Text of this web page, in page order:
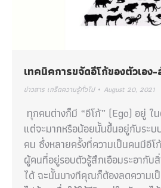
เทคนิคการขจัดอีโก้ของตัวเอง
ข่าวสาร เกร็ดความรู้ทั่วไป August 20, 2021
ทุกคนต่างก็มี “อีโก้” (Ego) อยู่ ใ
แต่จะมากหรือน้อยนั้นขึ้นอยู่กับระ
คน ซึ่งหลายครั้งที่ความเป็นคนมีอี
ผู้คนที่อยู่รอบตัวรู้สึกเอือมระอากั
ได้ ฉะนั้นบางทีคุณก็ต้องลดความเ